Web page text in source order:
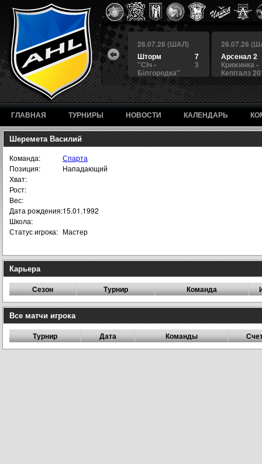
4
4
26.07.26 (ШАЛ)
3
БЕРКУТ
1
Альянс
26.07.26 (ШАЛ)
7
Шторм
3
"Сiч -
Білгородка"
26.07.26
Арсенал 2
Крижинка -
Кепіталз
ГЛАВНАЯ ТУРНИРЫ НОВОСТИ КАЛЕНДАРЬ
Шеремета Василий
Команда:
Спарта
Позиция:
Нападающий
Хват:
Рост:
Вес:
Дата рождения:15.01.1992
Школа:
Статус игрока: Мастер
Карьера
Сезон Турнир Команда
Все матчи игрока
Турнир Дата Команды